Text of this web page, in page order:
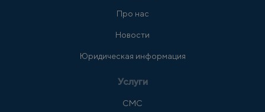
Про нас
Новости
Юридическая информация
Услуги
СМС